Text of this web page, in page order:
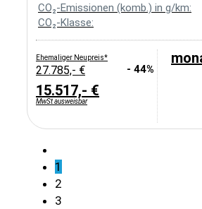
CO₂-Emissionen (komb.) in g/km:
CO₂-Klasse:
Ehemaliger Neupreis*
27.785,- € - 44%
15.517,- €
MwSt ausweisbar
1
2
3